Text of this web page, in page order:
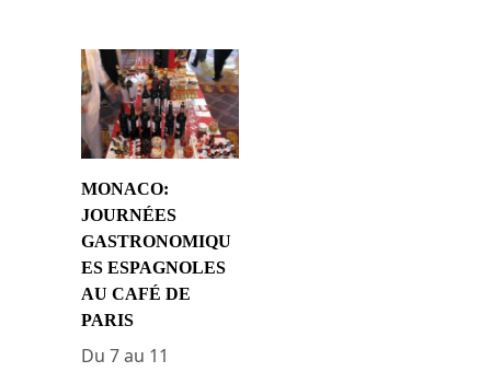
MONACO:
JOURNÉES
GASTRONOMIQU
ES ESPAGNOLES
AU CAFÉ DE
PARIS
Du 7 au 11